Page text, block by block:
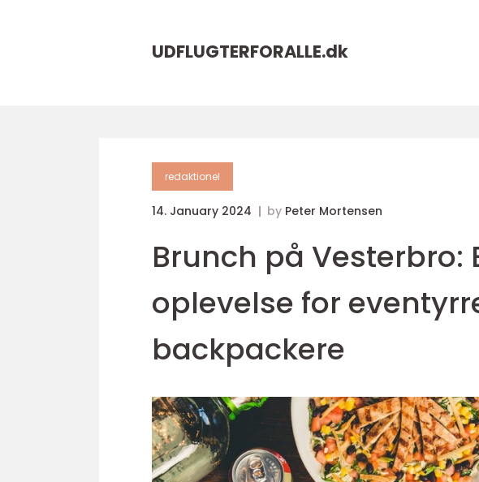
UDFLUGTERFORALLE.dk
redaktionel
14. January 2024 by Peter Mortensen
Brunch på Vesterbro:
oplevelse for
backpackere